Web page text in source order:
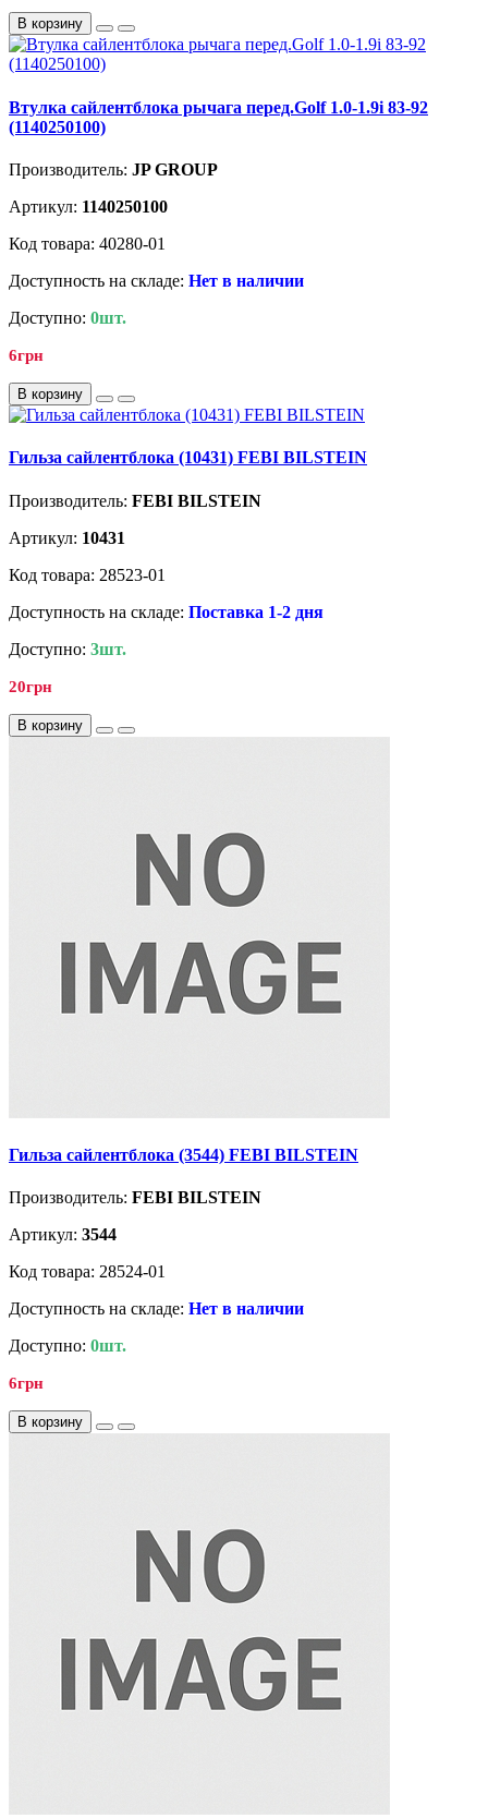
В корзину
Втулка сайлентблока рычага перед.Golf 1.0-1.9i 83-92
(1140250100)
Производитель: JP GROUP
Артикул: 1140250100
Код товара: 40280-01
Доступность на складе: Нет в наличии
Доступно: 0шт.
6грн
В корзину
Гильза сайлентблока (10431) FEBI BILSTEIN
Производитель: FEBI BILSTEIN
Артикул: 10431
Код товара: 28523-01
Доступность на складе: Поставка 1-2 дня
Доступно: 3шт.
20грн
В корзину
Гильза сайлентблока (3544) FEBI BILSTEIN
Производитель: FEBI BILSTEIN
Артикул: 3544
Код товара: 28524-01
Доступность на складе: Нет в наличии
Доступно: 0шт.
6грн
В корзину